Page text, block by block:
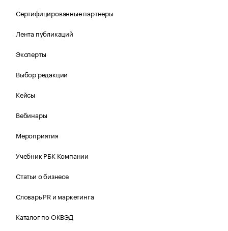
Сертифицированные партнеры
Лента публикаций
Эксперты
Выбор редакции
Кейсы
Вебинары
Мероприятия
Учебник РБК Компании
Статьи о бизнесе
Словарь PR и маркетинга
Каталог по ОКВЭД